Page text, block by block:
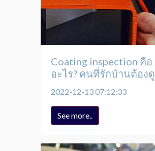
Coating inspection คือ
อะไร? คนที่รักบ้านต้องดู
2022-12-13 07:12:33
See more..